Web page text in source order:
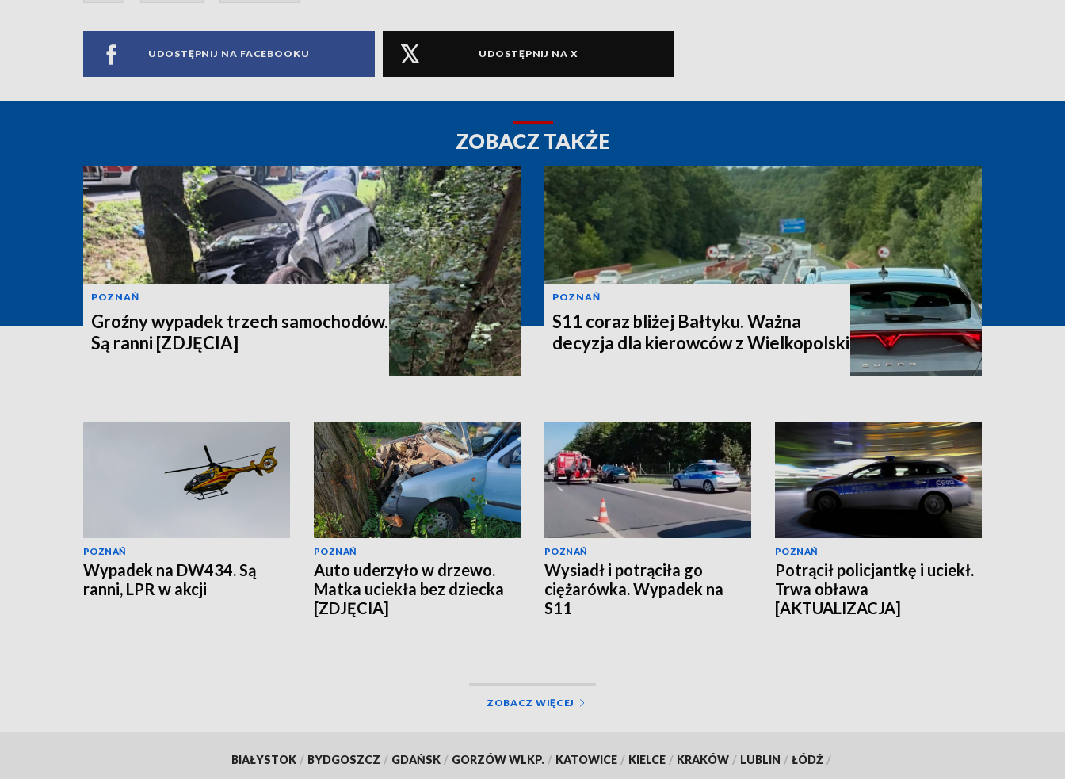
UDOSTĘPNIJ NA FACEBOOKU UDOSTĘPNIJ NA X
ZOBACZ TAKŻE
POZNAŃ
Groźny wypadek trzech samochodów.
Są ranni [ZDJĘCIA]
POZNAŃ
S11 coraz bliżej Bałtyku. Ważna
decyzja dla kierowców z Wielkopolski
POZNAŃ
Wypadek na DW434. Są
ranni, LPR w akcji
POZNAŃ
Auto uderzyło w drzewo.
Matka uciekła bez dziecka
[ZDJĘCIA]
POZNAŃ
Wysiadł i potrąciła go
ciężarówka. Wypadek na
S11
POZNAŃ
Potrącił policjantkę i uciekł.
Trwa obława
[AKTUALIZACJA]
ZOBACZ WIĘCEJ
BIAŁYSTOK / BYDGOSZCZ / GDAŃSK / GORZÓW WLKP. / KATOWICE / KIELCE / KRAKÓW / LUBLIN / ŁÓDŹ /